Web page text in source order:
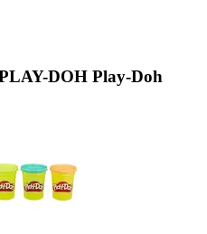
DOH Play-Doh